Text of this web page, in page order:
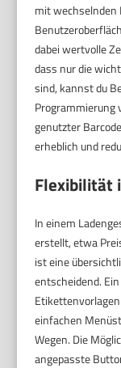
mit wechselnden
dabei wertvolle
dass nur die
sind, kannst du
Programmierung
genutzter
erheblich und
Flexibilität
In einem
erstellt, etwa
ist eine
entscheidend.
einfachen
Wegen. Die
angepasste